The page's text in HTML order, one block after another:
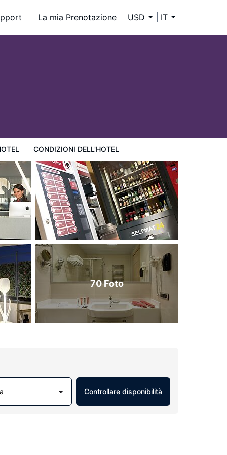
La mia Prenotazione USD IT
CONDIZIONI DELL'HOTEL
70 Foto
Controllare disponibilità